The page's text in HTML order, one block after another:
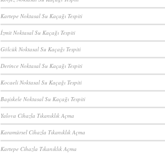
Kartepe Noktasal Su Kaçağı Tespiti
İzmit Noktasal Su Kaçağı Tespiti
Gölcük Noktasal Su Kaçağı Tespiti
Derince Noktasal Su Kaçağı Tespiti
Kocaeli Noktasal Su Kaçağı Tespiti
Başiskele Noktasal Su Kaçağı Tespiti
Yalova Cihazla Tıkanıklık Açma
Karamürsel Cihazla Tıkanıklık Açma
Kartepe Cihazla Tıkanıklık Açma